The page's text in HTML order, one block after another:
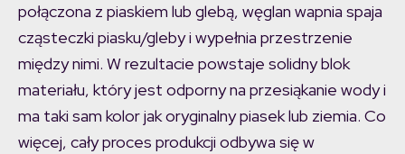
połączona z piaskiem lub glebą, węglan wapnia spaja
cząsteczki piasku/gleby i wypełnia przestrzenie
między nimi. W rezultacie powstaje solidny blok
materiału, który jest odporny na przesiąkanie wody i
ma taki sam kolor jak oryginalny piasek lub ziemia. Co
więcej, cały proces produkcji odbywa się w